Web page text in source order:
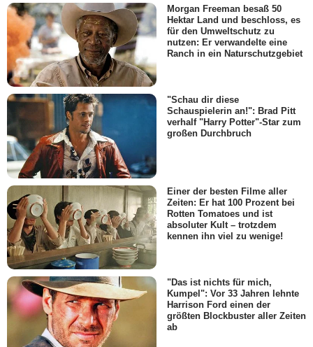
Morgan Freeman besaß 50
Hektar Land und beschloss, es
für den Umweltschutz zu
nutzen: Er verwandelte eine
Ranch in ein Naturschutzgebiet
"Schau dir diese
Schauspielerin an!": Brad Pitt
verhalf "Harry Potter"-Star zum
großen Durchbruch
Einer der besten Filme aller
Zeiten: Er hat 100 Prozent bei
Rotten Tomatoes und ist
absoluter Kult – trotzdem
kennen ihn viel zu wenige!
"Das ist nichts für mich,
Kumpel": Vor 33 Jahren lehnte
Harrison Ford einen der
größten Blockbuster aller Zeiten
ab